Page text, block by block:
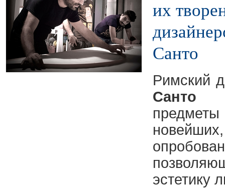
их
Санто
Римский
Санто
предметы
эстетику